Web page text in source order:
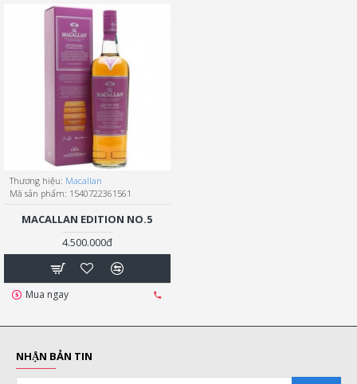
Thương hiệu: Macallan
Mã sản phẩm: 1540722361561
MACALLAN EDITION NO.5
4.500.000đ
Mua ngay
NHẬN BẢN TIN